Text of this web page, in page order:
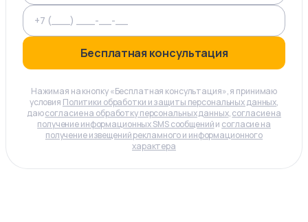
Бесплатная консультация
Нажимая на кнопку «Бесплатная консультация», я принимаю
условия Политики обработки и защиты персональных данных,
даюсогласие на обработку персональных данных,согласие на
получение информационных SMS сообщенийи согласие на
получение извещений рекламного и информационного
характера